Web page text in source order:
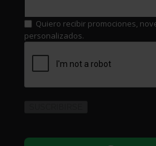
Quiero recibir promociones,
personalizados.